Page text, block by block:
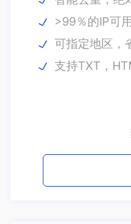
>99％的IP可
可指定地区，
支持TXT，